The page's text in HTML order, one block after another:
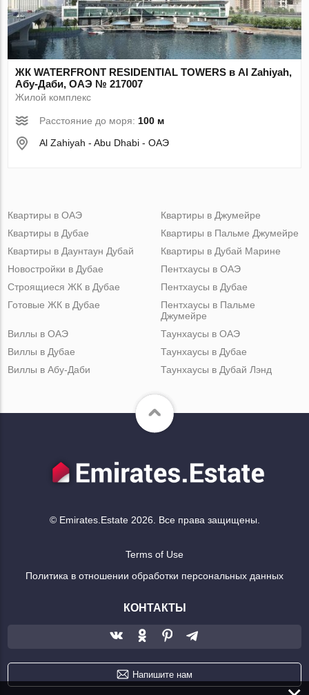
ЖК WATERFRONT RESIDENTIAL TOWERS в Al Zahiyah,
Абу-Даби, ОАЭ № 217007
Жилой комплекс
Расстояние до моря: 100 м
Al Zahiyah - Abu Dhabi - ОАЭ
Квартиры в ОАЭ
Квартиры в Дубае
Квартиры в Даунтаун Дубай
Квартиры в Джумейре
Квартиры в Пальме Джумейре
Квартиры в Дубай Марине
Новостройки в Дубае
Строящиеся ЖК в Дубае
Готовые ЖК в Дубае
Пентхаусы в ОАЭ
Пентхаусы в Дубае
Пентхаусы в Пальме
Джумейре
Виллы в ОАЭ
Виллы в Дубае
Виллы в Абу-Даби
Таунхаусы в ОАЭ
Таунхаусы в Дубае
Таунхаусы в Дубай Лэнд
© Emirates.Estate 2026. Все права защищены.
Terms of Use
Политика в отношении обработки персональных данных
КОНТАКТЫ
Напишите нам